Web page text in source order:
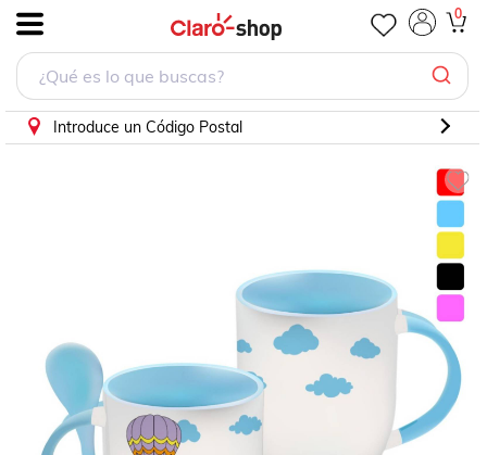
0
Introduce un Código Postal
TAZA PERSONALIZADA GLOBO AEROSTÁTICO MODELO